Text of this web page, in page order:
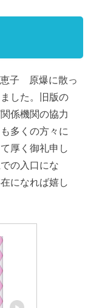
恵子 原爆に散っ
した。旧版の
係機関の協力
多くの方々に
厚く御礼申し
の入口にな
になれば嬉し